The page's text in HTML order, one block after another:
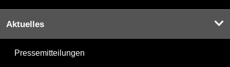
Aktuelles
Pressemitteilungen